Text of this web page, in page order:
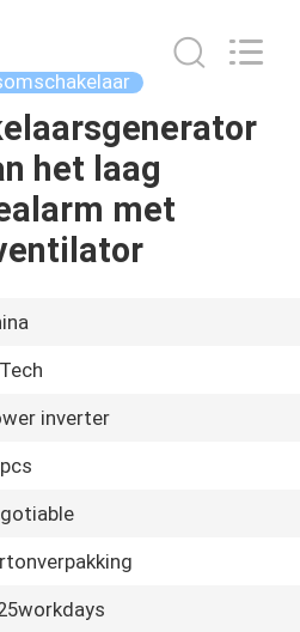
het laag
met
inverter